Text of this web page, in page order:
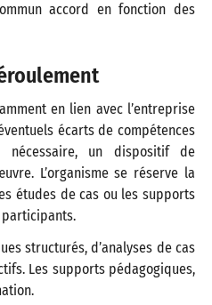
accord en fonction des
en lien avec l’entreprise
écarts de compétences
nécessaire, un dispositif de
L’organisme se réserve la
études de cas ou les supports
structurés, d’analyses de cas
Les supports pédagogiques,